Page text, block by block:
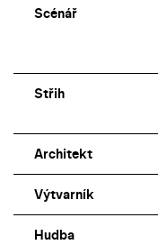
Scénář
Střih
Architekt
Výtvarník
Hudba